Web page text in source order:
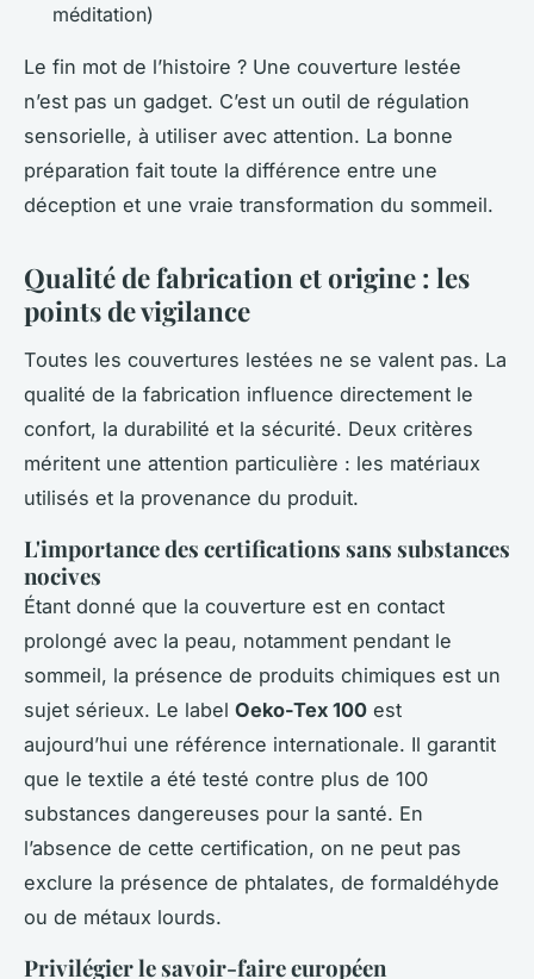
méditation)
Le fin mot de l’histoire ? Une couverture lestée
n’est pas un gadget. C’est un outil de régulation
sensorielle, à utiliser avec attention. La bonne
préparation fait toute la différence entre une
déception et une vraie transformation du sommeil.
Qualité de fabrication et origine : les
points de vigilance
Toutes les couvertures lestées ne se valent pas. La
qualité de la fabrication influence directement le
confort, la durabilité et la sécurité. Deux critères
méritent une attention particulière : les matériaux
utilisés et la provenance du produit.
L'importance des certifications sans substances
nocives
Étant donné que la couverture est en contact
prolongé avec la peau, notamment pendant le
sommeil, la présence de produits chimiques est un
sujet sérieux. Le label Oeko-Tex 100 est
aujourd’hui une référence internationale. Il garantit
que le textile a été testé contre plus de 100
substances dangereuses pour la santé. En
l’absence de cette certification, on ne peut pas
exclure la présence de phtalates, de formaldéhyde
ou de métaux lourds.
Privilégier le savoir-faire européen